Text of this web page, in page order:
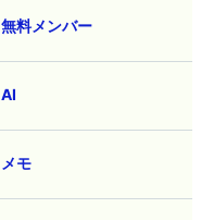
無料メンバー
AI
メモ